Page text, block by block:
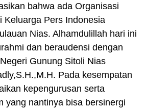
bahwa ada Organisasi
Keluarga Pers Indonesia
Nias. Alhamdulillah hari ini
dan beraudensi dengan
Gunung Sitoli Nias
Pada kesempatan
kepengurusan serta
yang nantinya bisa bersinergi